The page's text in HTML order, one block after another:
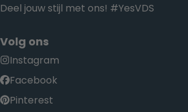
Deel jouw stijl met ons! #YesVDS
Volg ons
Instagram
Facebook
Pinterest